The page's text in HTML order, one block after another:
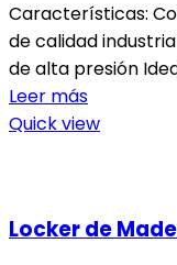
Características:
de calidad
de alta presión
Leer más
Quick view
Locker de